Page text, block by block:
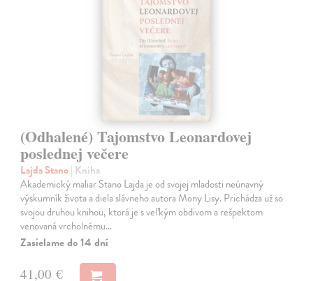
(Odhalené) Tajomstvo Leonardovej
poslednej večere
Lajda Stano| Kniha
Akademický maliar Stano Lajda je od svojej mladosti neúnavný
výskumník života a diela slávneho autora Mony Lisy. Prichádza už so
svojou druhou knihou, ktorá je s veľkým obdivom a rešpektom
venovaná vrcholnému…
Zasielame do 14 dní
41,00 €